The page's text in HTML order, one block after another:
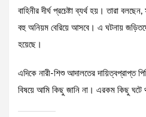
বাহিনীর দীর্ঘ প্রচেষ্টা ব্যর্থ হয়। তারা
বহু অনিয়ম বেরিয়ে আসবে। এ ঘটনায়
হয়েছে।
এদিকে নারী-শিশু আদালতের দায়িত্বপ্রাপ্ত
বিষয়ে আমি কিছু জানি না। এরকম কিছু ঘটে